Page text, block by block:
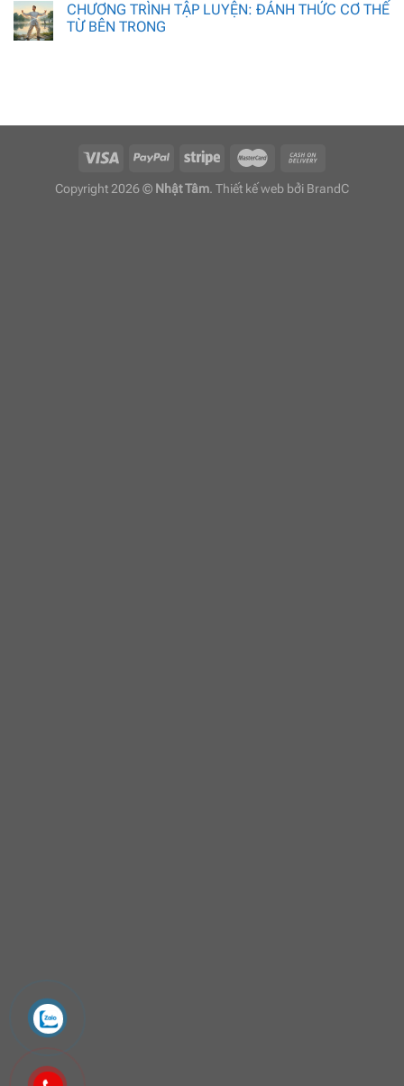
CHƯƠNG TRÌNH TẬP LUYỆN: ĐÁNH THỨC CƠ THỂ
TỪ BÊN TRONG
Copyright 2026 © Nhật Tâm. Thiết kế web bởi BrandC